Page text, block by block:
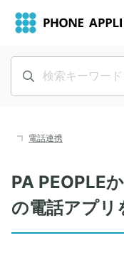
電話連携
PA PEOPLE
の電話アプリ